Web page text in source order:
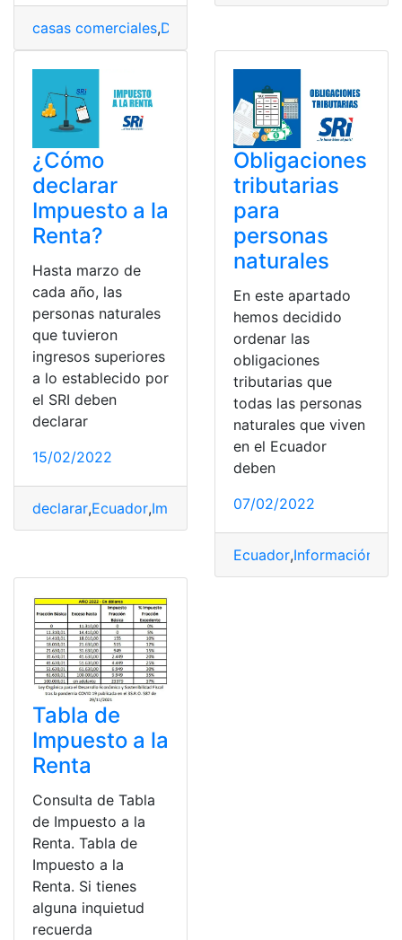
casas comerciales,Documentos
¿Cómo
declarar
Impuesto a la
Renta?
Hasta marzo de
cada año, las
personas naturales
que tuvieron
ingresos superiores
a lo establecido por
el SRI deben
declarar
15/02/2022
declarar,Ecuador,Impuesto a la renta,personas
Obligaciones
tributarias
para
personas
naturales
En este apartado
hemos decidido
ordenar las
obligaciones
tributarias que
todas las personas
naturales que viven
en el Ecuador
deben
07/02/2022
Ecuador,Información
Tabla de
Impuesto a la
Renta
Consulta de Tabla
de Impuesto a la
Renta. Tabla de
Impuesto a la
Renta. Si tienes
alguna inquietud
recuerda